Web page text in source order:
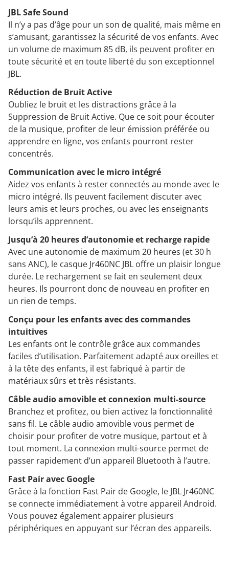
JBL Safe Sound
Il n’y a pas d’âge pour un son de qualité, mais même en
s’amusant, garantissez la sécurité de vos enfants. Avec
un volume de maximum 85 dB, ils peuvent profiter en
toute sécurité et en toute liberté du son exceptionnel
JBL.
Réduction de Bruit Active
Oubliez le bruit et les distractions grâce à la
Suppression de Bruit Active. Que ce soit pour écouter
de la musique, profiter de leur émission préférée ou
apprendre en ligne, vos enfants pourront rester
concentrés.
Communication avec le micro intégré
Aidez vos enfants à rester connectés au monde avec le
micro intégré. Ils peuvent facilement discuter avec
leurs amis et leurs proches, ou avec les enseignants
lorsqu’ils apprennent.
Jusqu’à 20 heures d’autonomie et recharge rapide
Avec une autonomie de maximum 20 heures (et 30 h
sans ANC), le casque Jr460NC JBL offre un plaisir longue
durée. Le rechargement se fait en seulement deux
heures. Ils pourront donc de nouveau en profiter en
un rien de temps.
Conçu pour les enfants avec des commandes
intuitives
Les enfants ont le contrôle grâce aux commandes
faciles d’utilisation. Parfaitement adapté aux oreilles et
à la tête des enfants, il est fabriqué à partir de
matériaux sûrs et très résistants.
Câble audio amovible et connexion multi-source
Branchez et profitez, ou bien activez la fonctionnalité
sans fil. Le câble audio amovible vous permet de
choisir pour profiter de votre musique, partout et à
tout moment. La connexion multi-source permet de
passer rapidement d’un appareil Bluetooth à l’autre.
Fast Pair avec Google
Grâce à la fonction Fast Pair de Google, le JBL Jr460NC
se connecte immédiatement à votre appareil Android.
Vous pouvez également appairer plusieurs
périphériques en appuyant sur l’écran des appareils.